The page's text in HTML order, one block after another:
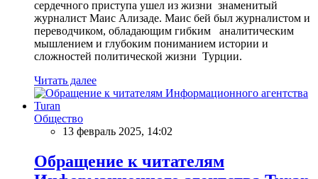
сердечного приступа ушел из жизни знаменитый
журналист Маис Ализаде. Маис бей был журналистом и
переводчиком, обладающим гибким аналитическим
мышлением и глубоким пониманием истории и
сложностей политической жизни Турции.
Читать далее
Общество
13 февраль 2025, 14:02
Обращение к читателям